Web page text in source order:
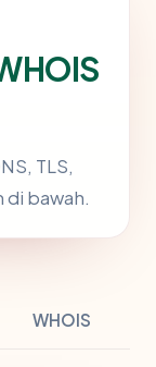
TLS,
di bawah.
WHOIS